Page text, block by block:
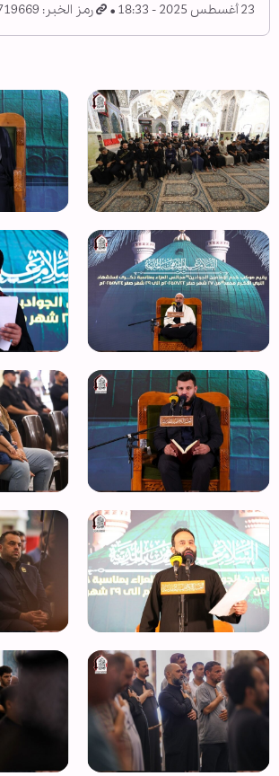
23 أغسطس 2025 - 18:33 رمز الخبر: 1719669